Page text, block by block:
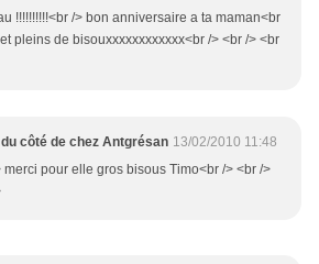
!!!!!!!!!!<br /> bon anniversaire a ta maman<br
pleins de bisouxxxxxxxxxxxx<br /> <br /> <br
côté de chez Antgrésan 13/02/2010 11:48
merci pour elle gros bisous Timo<br /> <br />